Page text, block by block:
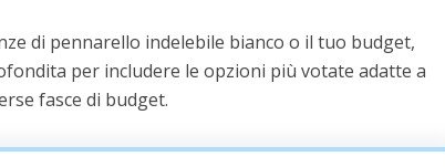
di pennarello indelebile bianco o il tuo budget,
per includere le opzioni più votate adatte a
fasce di budget.